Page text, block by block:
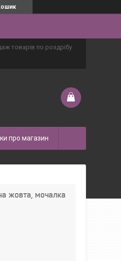
товарів по роздрібу
про магазин
жовта, мочалка